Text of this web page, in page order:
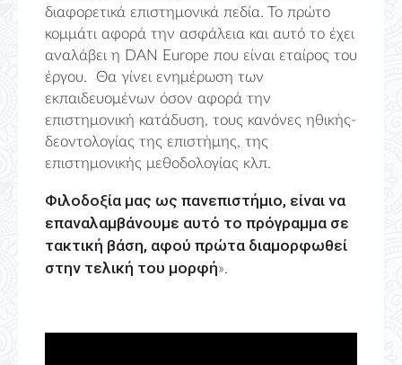
διαφορετικά επιστημονικά πεδία. Το πρώτο
κομμάτι αφορά την ασφάλεια και αυτό το έχει
αναλάβει η DAN Europe που είναι εταίρος του
έργου. Θα γίνει ενημέρωση των
εκπαιδευομένων όσον αφορά την
επιστημονική κατάδυση, τους κανόνες ηθικής-
δεοντολογίας της επιστήμης, της
επιστημονικής μεθοδολογίας κλπ.
Φιλοδοξία μας ως πανεπιστήμιο, είναι να
επαναλαμβάνουμε αυτό το πρόγραμμα σε
τακτική βάση, αφού πρώτα διαμορφωθεί
στην τελική του μορφή».